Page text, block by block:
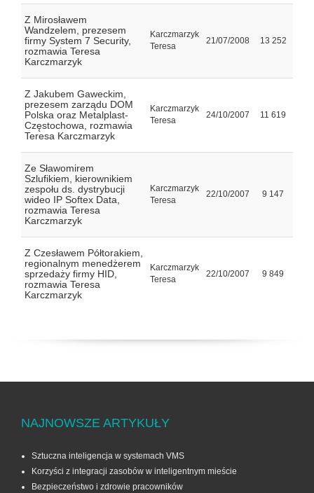
Z Mirosławem
Wandzelem, prezesem
firmy System 7 Security,
rozmawia Teresa
Karczmarzyk
Karczmarzyk
Teresa
21/07/2008 13 252
Z Jakubem Gaweckim,
prezesem zarządu DOM
Polska oraz Metalplast-
Częstochowa, rozmawia
Teresa Karczmarzyk
Karczmarzyk
Teresa
24/10/2007 11 619
Ze Sławomirem
Szlufikiem, kierownikiem
zespołu ds. dystrybucji
wideo IP Softex Data,
rozmawia Teresa
Karczmarzyk
Karczmarzyk
Teresa
22/10/2007 9 147
Z Czesławem Półtorakiem,
regionalnym menedżerem
sprzedaży firmy HID,
rozmawia Teresa
Karczmarzyk
Karczmarzyk
Teresa
22/10/2007 9 849
NAJNOWSZE ARTYKUŁY
Sztuczna inteligencja w systemach VMS
Korzyści z integracji zasobów w inteligentnym mieście
Bezpieczeństwo i zdrowie pracowników